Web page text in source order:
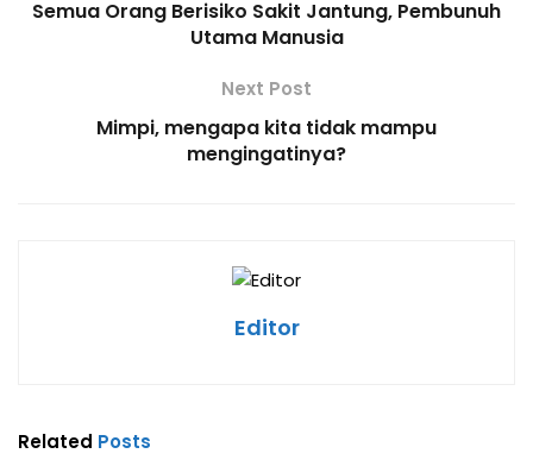
Semua Orang Berisiko Sakit Jantung, Pembunuh
Utama Manusia
Next Post
Mimpi, mengapa kita tidak mampu
mengingatinya?
Editor
Related Posts